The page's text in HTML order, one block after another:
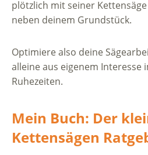
plötzlich mit seiner
neben deinem Grundstück.
Optimiere also deine
alleine aus eigenem Interesse
Ruhezeiten.
Mein Buch: Der
Kettensägen